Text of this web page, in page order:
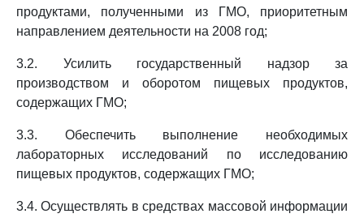
продуктами, полученными из ГМО, приоритетным
направлением деятельности на 2008 год;
3.2. Усилить государственный надзор за
производством и оборотом пищевых продуктов,
содержащих ГМО;
3.3. Обеспечить выполнение необходимых
лабораторных исследований по исследованию
пищевых продуктов, содержащих ГМО;
3.4. Осуществлять в средствах массовой информации